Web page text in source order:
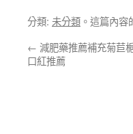
分類: 未分類 。這篇內容
← 減肥藥推薦補充菊苣
口紅推薦